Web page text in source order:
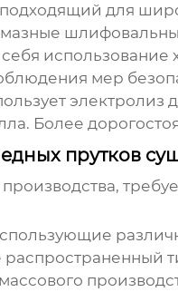
для
использование
мер
электролиз
Более
прутков
распространенный